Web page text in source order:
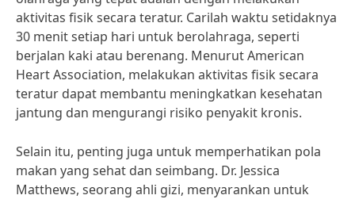
aktivitas fisik secara teratur. Carilah waktu setidaknya
30 menit setiap hari untuk berolahraga, seperti
berjalan kaki atau berenang. Menurut American
Heart Association, melakukan aktivitas fisik secara
teratur dapat membantu meningkatkan kesehatan
jantung dan mengurangi risiko penyakit kronis.
Selain itu, penting juga untuk memperhatikan pola
makan yang sehat dan seimbang. Dr. Jessica
Matthews, seorang ahli gizi, menyarankan untuk